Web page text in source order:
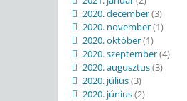
2020. december(3)
2020. november(1)
2020. október(1)
2020. szeptember(4)
2020. augusztus(3)
2020. július(3)
2020. június(2)